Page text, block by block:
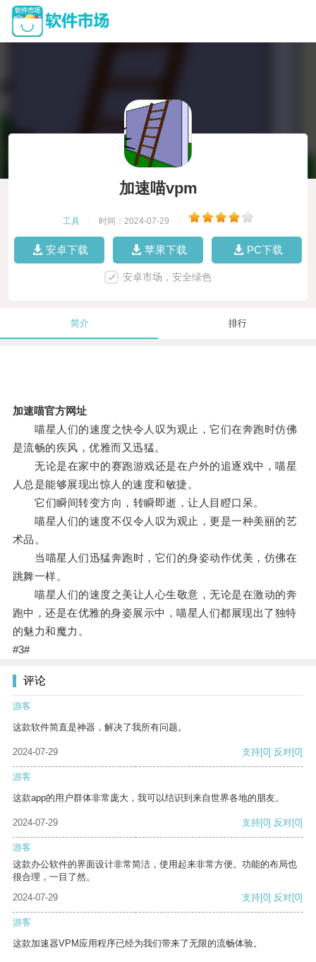
加速喵vpm
工具 时间：2024-07-29
安卓下载 苹果下载 PC下载
安卓市场，安全绿色
简介 排行
加速喵官方网址
喵星人们的速度之快令人叹为观止，它们在奔跑时仿佛
是流畅的疾风，优雅而又迅猛。
无论是在家中的赛跑游戏还是在户外的追逐戏中，喵星
人总是能够展现出惊人的速度和敏捷。
它们瞬间转变方向，转瞬即逝，让人目瞪口呆。
喵星人们的速度不仅令人叹为观止，更是一种美丽的艺
术品。
当喵星人们迅猛奔跑时，它们的身姿动作优美，仿佛在
跳舞一样。
喵星人们的速度之美让人心生敬意，无论是在激动的奔
跑中，还是在优雅的身姿展示中，喵星人们都展现出了独特
的魅力和魔力。
#3#
评论
游客
这款软件简直是神器，解决了我所有问题。
2024-07-29 支持[0] 反对[0]
游客
这款app的用户群体非常庞大，我可以结识到来自世界各地的朋友。
2024-07-29 支持[0] 反对[0]
游客
这款办公软件的界面设计非常简洁，使用起来非常方便。功能的布局也
很合理，一目了然。
2024-07-29
支持[0] 反对[0]
游客
这款加速器VPM应用程序已经为我们带来了无限的流畅体验。